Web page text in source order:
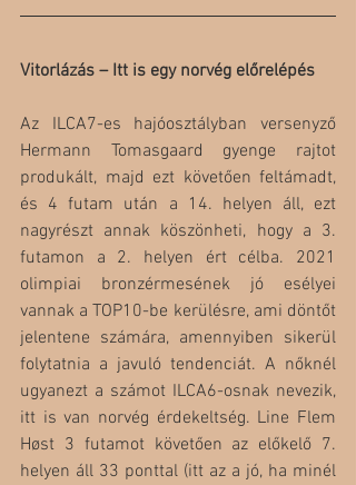
Vitorlázás – Itt is egy norvég előrelépés
Az ILCA7-es hajóosztályban versenyző
Hermann Tomasgaard gyenge rajtot
produkált, majd ezt követően feltámadt,
és 4 futam után a 14. helyen áll, ezt
nagyrészt annak köszönheti, hogy a 3.
futamon a 2. helyen ért célba. 2021
olimpiai bronzérmesének jó esélyei
vannak a TOP10-be kerülésre, ami döntőt
jelentene számára, amennyiben sikerül
folytatnia a javuló tendenciát. A nőknél
ugyanezt a számot ILCA6-osnak nevezik,
itt is van norvég érdekeltség. Line Flem
Høst 3 futamot követően az előkelő 7.
helyen áll 33 ponttal (itt az a jó, ha minél